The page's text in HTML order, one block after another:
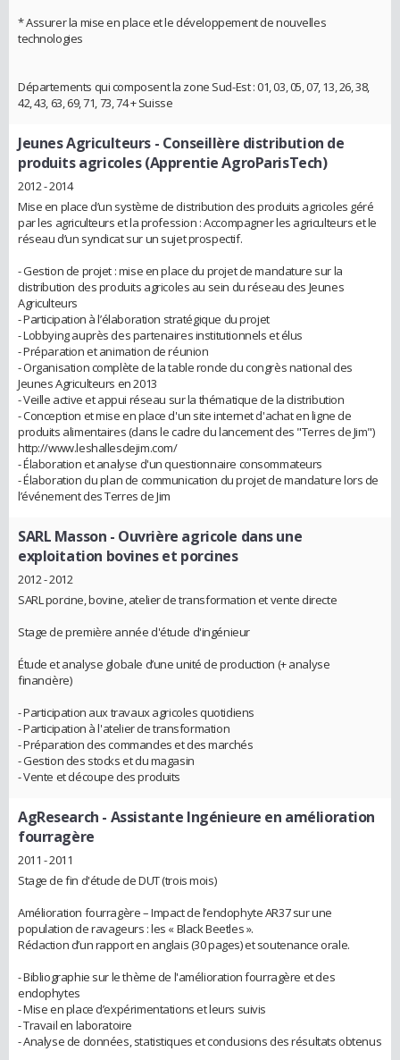
* Assurer la mise en place et le développement de nouvelles
technologies
Départements qui composent la zone Sud-Est : 01, 03, 05, 07, 13, 26, 38,
42, 43, 63, 69, 71, 73, 74 + Suisse
Jeunes Agriculteurs - Conseillère distribution de
produits agricoles (Apprentie AgroParisTech)
2012 - 2014
Mise en place d’un système de distribution des produits agricoles géré
par les agriculteurs et la profession : Accompagner les agriculteurs et le
réseau d’un syndicat sur un sujet prospectif.
- Gestion de projet : mise en place du projet de mandature sur la
distribution des produits agricoles au sein du réseau des Jeunes
Agriculteurs
- Participation à l’élaboration stratégique du projet
- Lobbying auprès des partenaires institutionnels et élus
- Préparation et animation de réunion
- Organisation complète de la table ronde du congrès national des
Jeunes Agriculteurs en 2013
- Veille active et appui réseau sur la thématique de la distribution
- Conception et mise en place d'un site internet d'achat en ligne de
produits alimentaires (dans le cadre du lancement des "Terres de Jim")
http://www.leshallesdejim.com/
- Élaboration et analyse d'un questionnaire consommateurs
- Élaboration du plan de communication du projet de mandature lors de
l’événement des Terres de Jim
SARL Masson - Ouvrière agricole dans une
exploitation bovines et porcines
2012 - 2012
SARL porcine, bovine, atelier de transformation et vente directe
Stage de première année d'étude d'ingénieur
Étude et analyse globale d’une unité de production (+ analyse
financière)
- Participation aux travaux agricoles quotidiens
- Participation à l'atelier de transformation
- Préparation des commandes et des marchés
- Gestion des stocks et du magasin
- Vente et découpe des produits
AgResearch - Assistante Ingénieure en amélioration
fourragère
2011 - 2011
Stage de fin d'étude de DUT (trois mois)
Amélioration fourragère – Impact de l’endophyte AR37 sur une
population de ravageurs : les « Black Beetles ».
Rédaction d’un rapport en anglais (30 pages) et soutenance orale.
- Bibliographie sur le thème de l'amélioration fourragère et des
endophytes
- Mise en place d’expérimentations et leurs suivis
- Travail en laboratoire
- Analyse de données, statistiques et conclusions des résultats obtenus